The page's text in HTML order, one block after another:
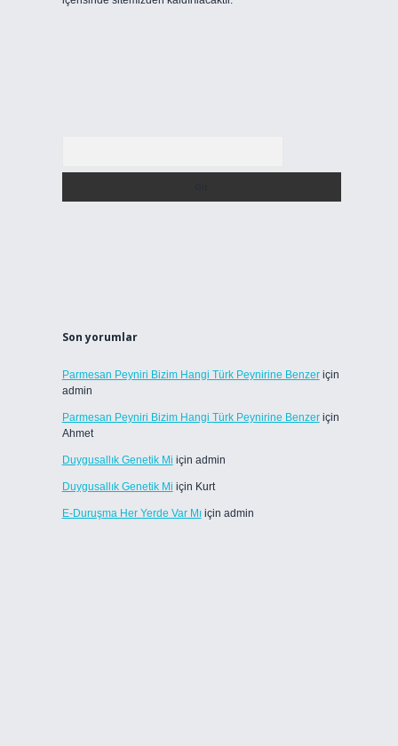
Son yorumlar
Parmesan Peyniri Bizim Hangi Türk Peynirine Benzeriçin
admin
Parmesan Peyniri Bizim Hangi Türk Peynirine Benzeriçin
Ahmet
Duygusallık Genetik Mi için admin
Duygusallık Genetik Mi için Kurt
E-Duruşma Her Yerde Var Mıiçin admin